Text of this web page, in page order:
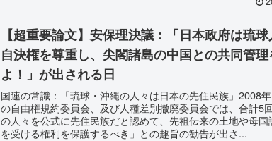
【超重要論文】安保理決議：「日本政府は琉
自決権を尊重し、尖閣諸島の中国との共同管
よ！」が出される日
国連の常識：「琉球・沖縄の人々は日本の先住民族」2008
の自由権規約委員会、及び人種差別撤廃委員会では、合計5
の人々を公式に先住民族だと認めて、先祖伝来の土地や母国
を受ける権利を保護するべき」との趣旨の勧告が出さ...